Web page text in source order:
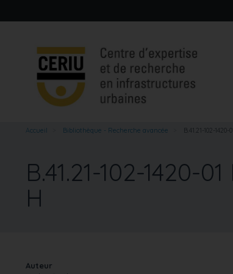
au
Accueil Bibliothèque - Recherche avancée B.41.21-102-
B.41.21-102-
H
Auteur